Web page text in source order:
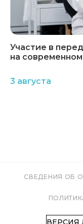
Участие в
на
3 августа
СВЕДЕНИЯ ОБ
ВЕРСИЯ